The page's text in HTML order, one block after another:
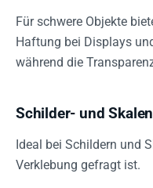
Für schwere Objekte
Haftung bei Displays
während die
Schilder- und
Ideal bei Schildern und
Verklebung gefragt ist.